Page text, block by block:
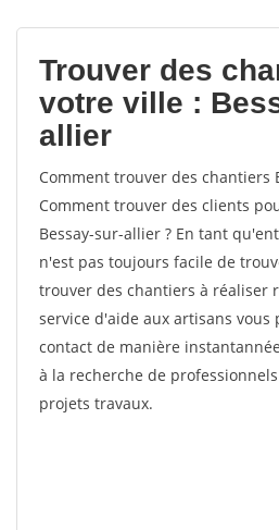
votes
Trouver des
votre ville :
allier
Comment trouver des chantiers
Comment trouver des clients
Bessay-sur-allier ? En tant
n'est pas toujours facile de
trouver des chantiers à réaliser
service d'aide aux artisans
contact de manière
à la recherche de
projets travaux.